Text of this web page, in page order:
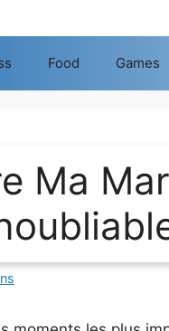
Food Games
Ma